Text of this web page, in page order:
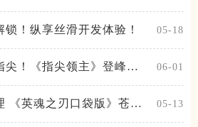
！纵享丝滑开发体验！ 05-18
尖！《指尖领主》登峰测
06-01
《英魂之刃口袋版》苍天
05-13